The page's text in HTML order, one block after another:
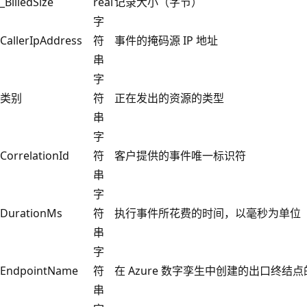
CallerIpAddress
字
符
串
事件的掩码源 IP 地址
类别
字
符
串
正在发出的资源的类型
CorrelationId
字
符
串
客户提供的事件唯一标识符
DurationMs
字
符
串
执行事件所花费的时间，以毫秒为单位
EndpointName
字
符
串
在 Azure 数字孪生中创建的出口终结点